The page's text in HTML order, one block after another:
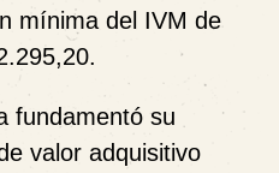
mínima del IVM de
fundamentó su
valor adquisitivo